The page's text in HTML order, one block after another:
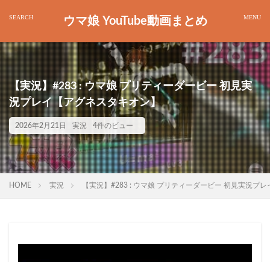
ウマ娘 YouTube動画まとめ
【実況】#283 : ウマ娘 プリティーダービー 初見実
況プレイ【アグネスタキオン】
2026年2月21日 実況 4件のビュー
HOME 実況 【実況】#283 : ウマ娘 プリティーダービー 初見実況プ